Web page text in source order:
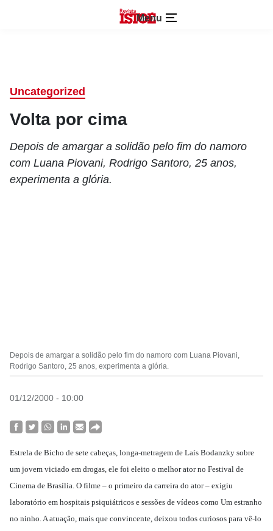
Menu
Uncategorized
Volta por cima
Depois de amargar a solidão pelo fim do namoro
com Luana Piovani, Rodrigo Santoro, 25 anos,
experimenta a glória.
Depois de amargar a solidão pelo fim do namoro com Luana Piovani,
Rodrigo Santoro, 25 anos, experimenta a glória.
01/12/2000 - 10:00
Estrela de Bicho de sete cabeças, longa-metragem de Laís Bodanzky sobre
um jovem viciado em drogas, ele foi eleito o melhor ator no Festival de
Cinema de Brasília. O filme – o primeiro da carreira do ator – exigiu
laboratório em hospitais psiquiátricos e sessões de vídeos como Um estranho
no ninho. A atuação, mais que convincente, deixou todos curiosos para vê-lo